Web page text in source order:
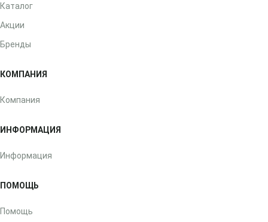
Каталог
Акции
Бренды
КОМПАНИЯ
Компания
ИНФОРМАЦИЯ
Информация
ПОМОЩЬ
Помощь